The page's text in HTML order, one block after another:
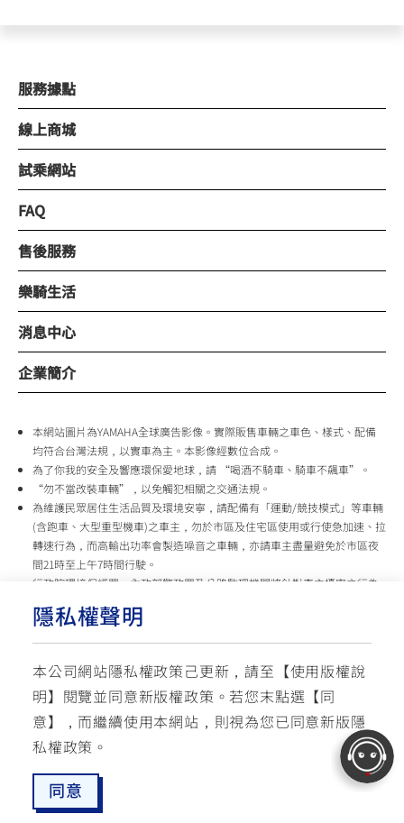
隱私權聲明
本公司網站隱私權政策己更新，請至【使用版權說
明】閱覽並同意新版權政策。 若您末點選【同
意】，而繼續使用本網站，則視為您已同意新版隱
私權政策。
同意
最新消息 愛車配對
服務據點
線上商城
試乘網站
FAQ
售後服務
樂騎生活
消息中心
企業簡介
本網站圖片為YAMAHA全球廣告影像。實際販售車輛之車色、樣式、配備
均符合台灣法規，以實車為主。本影像經數位合成。
為了你我的安全及響應環保愛地球，請 “喝酒不騎車、騎車不飆車”。
“勿不當改裝車輛”，以免觸犯相關之交通法規。
為維護民眾居住生活品質及環境安寧，請配備有「運動/競技模式」等車輛
(含跑車、大型重型機車)之車主，勿於市區及住宅區使用或行使急加速、拉
轉速行為，而高輸出功率會製造噪音之車輛，亦請車主盡量避免於市區夜
間21時至上午7時間行駛。
行政院環境保護署、內政部警政署及公路監理機關將針對車主擾寧之行為
台灣山葉機車 關心您
使用版權說明 隱私權政策 交通安全入口網
☏ 免付費客服專線: 0800-631-680 ✉ 聯繫客服
每週一 ~ 五 08:00~12:10 / 13:00~16:40(國定假日與公司假日除外)
© YAMAHA MOTOR TAIWAN CO., LTD. All Rights Reserved.